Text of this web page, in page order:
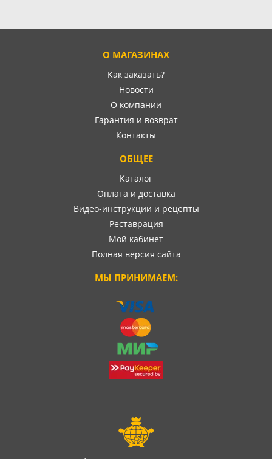
О МАГАЗИНАХ
Как заказать?
Новости
О компании
Гарантия и возврат
Контакты
ОБЩЕЕ
Каталог
Оплата и доставка
Видео-инструкции и рецепты
Реставрация
Мой кабинет
Полная версия сайта
МЫ ПРИНИМАЕМ: